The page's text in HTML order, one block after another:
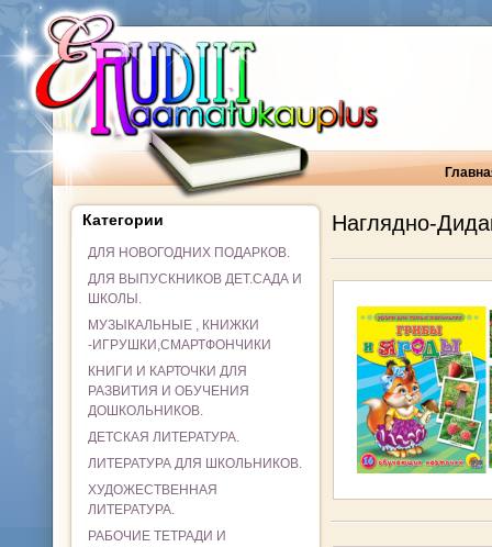
Категории
ДЛЯ НОВОГОДНИХ ПОДАРКОВ.
ДЛЯ ВЫПУСКНИКОВ ДЕТ.САДА И
ШКОЛЫ.
МУЗЫКАЛЬНЫЕ , КНИЖКИ
-ИГРУШКИ,СМАРТФОНЧИКИ
КНИГИ И КАРТОЧКИ ДЛЯ
РАЗВИТИЯ И ОБУЧЕНИЯ
ДОШКОЛЬНИКОВ.
ДЕТСКАЯ ЛИТЕРАТУРА.
ЛИТЕРАТУРА ДЛЯ ШКОЛЬНИКОВ.
ХУДОЖЕСТВЕННАЯ
ЛИТЕРАТУРА.
РАБОЧИЕ ТЕТРАДИ И
Наглядно-